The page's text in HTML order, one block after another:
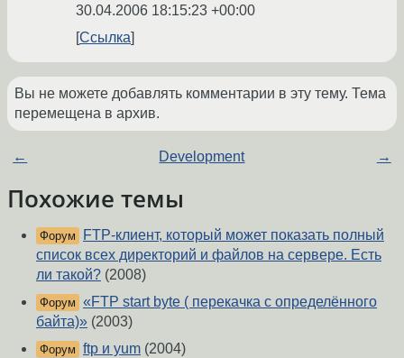
30.04.2006 18:15:23 +00:00
Ссылка
Вы не можете добавлять комментарии в эту тему. Тема
перемещена в архив.
← Development →
Похожие темы
Форум
FTP-клиент, который может показать полный
список всех директорий и файлов на сервере. Есть
ли такой? (2008)
Форум «FTP start byte ( перекачка с определённого
байта)» (2003)
Форум ftp и yum (2004)